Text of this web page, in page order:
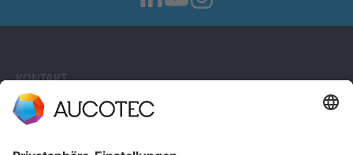
KONTAKT
KONTAKT AUFNEHMEN